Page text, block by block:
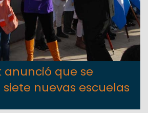
anunció que se
nuevas escuelas